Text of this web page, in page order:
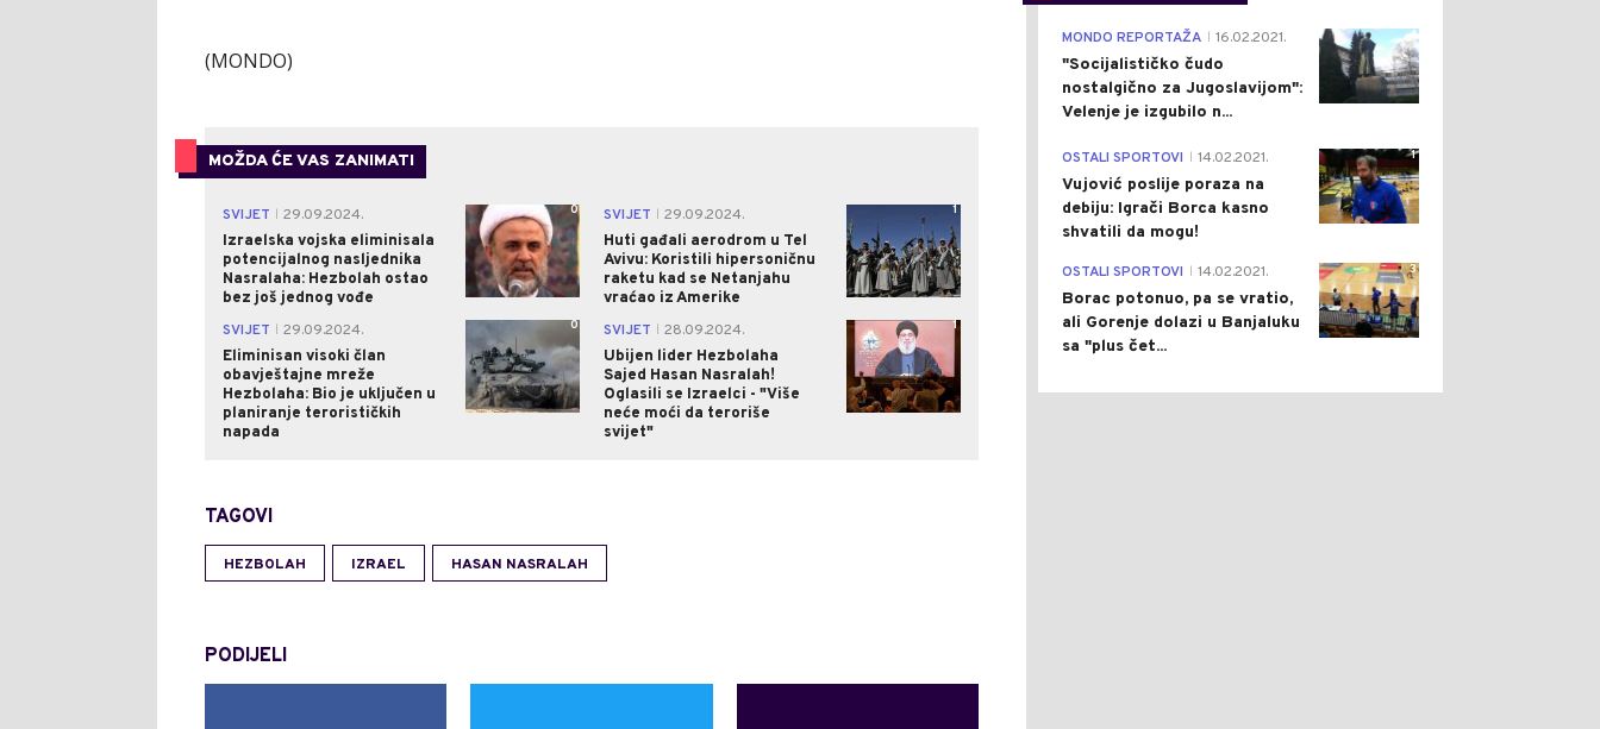
(MONDO)
MOŽDA ĆE VAS ZANIMATI
SVIJET
29.09.2024.
Izraelska vojska eliminisala
potencijalnog nasljednika
Nasralaha: Hezbolah ostao
bez još jednog vođe
0 SVIJET
29.09.2024.
Huti gađali aerodrom u Tel
Avivu: Koristili hipersoničnu
raketu kad se Netanjahu
vraćao iz Amerike
1
SVIJET
29.09.2024.
Eliminisan visoki član
obavještajne mreže
Hezbolaha: Bio je uključen u
planiranje terorističkih
napada
0 SVIJET
28.09.2024.
Ubijen lider Hezbolaha
Sajed Hasan Nasralah!
Oglasili se Izraelci - "Više
neće moći da teroriše
svijet"
1
TAGOVI
HEZBOLAH IZRAEL HASAN NASRALAH
PODIJELI
4
MONDO REPORTAŽA 16.02.2021.
"Socijalističko čudo
nostalgično za Jugoslavijom":
Velenje je izgubilo n...
1
OSTALI SPORTOVI 14.02.2021.
Vujović poslije poraza na
debiju: Igrači Borca kasno
shvatili da mogu!
3
OSTALI SPORTOVI 14.02.2021.
Borac potonuo, pa se vratio,
ali Gorenje dolazi u Banjaluku
sa "plus čet...